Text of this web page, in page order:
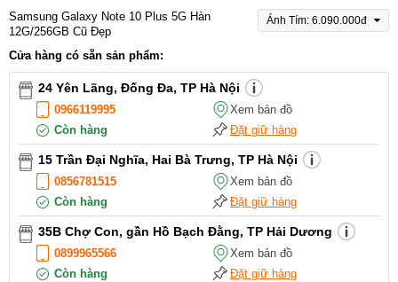
Samsung Galaxy Note 10 Plus 5G Hàn
12G/256GB Cũ Đẹp
Ánh Tím: 6.090.000đ
Cửa hàng có sẵn sản phẩm:
24 Yên Lãng, Đống Đa, TP Hà Nội
0966119995
Xem bản đồ
Còn hàng
Đặt giữ hàng
15 Trần Đại Nghĩa, Hai Bà Trưng, TP Hà Nội
0856781515
Xem bản đồ
Còn hàng
Đặt giữ hàng
35B Chợ Con, gần Hồ Bạch Đằng, TP Hải Dương
0899965566
Xem bản đồ
Còn hàng
Đặt giữ hàng